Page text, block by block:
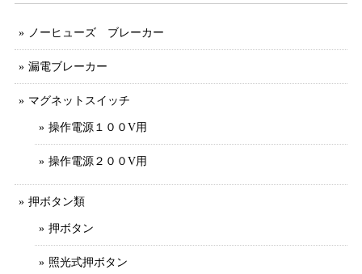
ノーヒューズ ブレーカー
漏電ブレーカー
マグネットスイッチ
操作電源１００V用
操作電源２００V用
押ボタン類
押ボタン
照光式押ボタン